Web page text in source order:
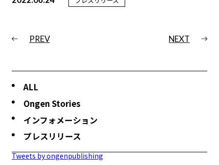
PREV NEXT
ALL
Ongen Stories
インフォメーション
プレスリリース
Tweets by ongenpublishing